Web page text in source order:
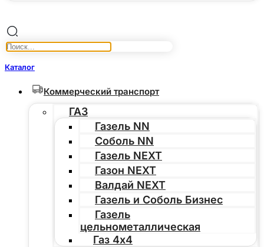
Каталог
Коммерческий транспорт
ГАЗ
Газель NN
Соболь NN
Газель NEXT
Газон NEXT
Валдай NEXT
Газель и Соболь Бизнес
Газель
цельнометаллическая
Газ 4х4